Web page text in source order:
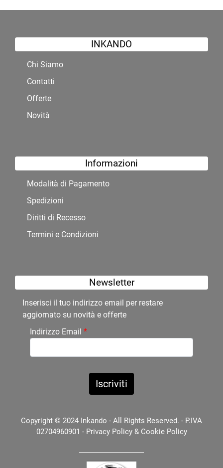
INKANDO
Chi Siamo
Contatti
Offerte
Novità
Informazioni
Modalità di Pagamento
Spedizioni
Diritti di Recesso
Termini e Condizioni
Newsletter
Inserisci il tuo indirizzo email per restare
aggiornato su novità e offerte
Indirizzo Email *
Copyright © 2024 Inkando - All Rights Reserved. - P.IVA
02704960901 - Privacy Policy& Cookie Policy